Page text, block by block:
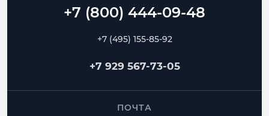
+7 (495) 155-85-92
+7 929 567-73-05
ПОЧТА